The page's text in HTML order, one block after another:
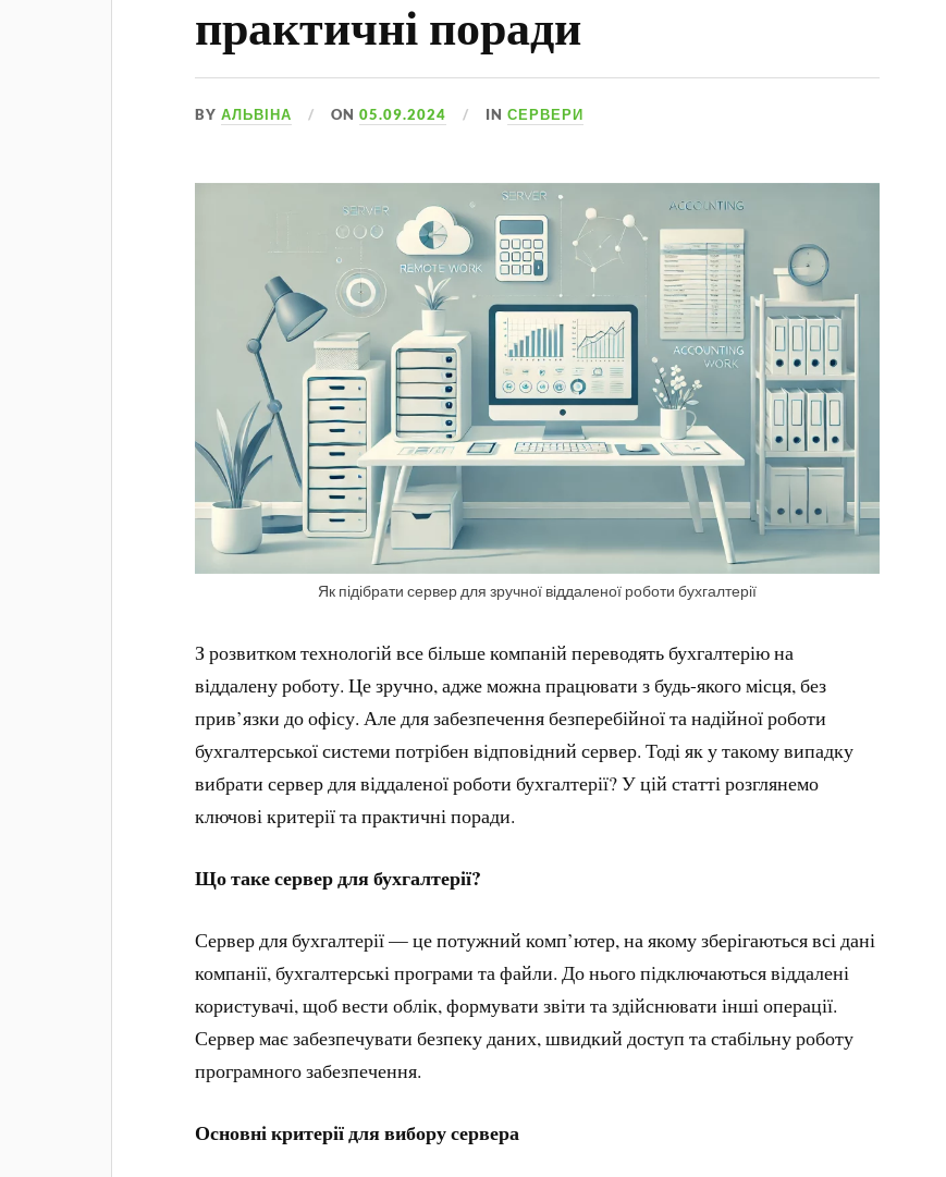
практичні поради
BYАЛЬВІНА ON05.09.2024 INСЕРВЕРИ
Як підібрати сервер для зручної віддаленої роботи бухгалтерії
З розвитком технологій все більше компаній переводять бухгалтерію на
віддалену роботу. Це зручно, адже можна працювати з будь-якого місця, без
прив’язки до офісу. Але для забезпечення безперебійної та надійної роботи
бухгалтерської системи потрібен відповідний сервер. Тоді як у такому випадку
вибрати сервер для віддаленої роботи бухгалтерії? У цій статті розглянемо
ключові критерії та практичні поради.
Що таке сервер для бухгалтерії?
Сервер для бухгалтерії — це потужний комп’ютер, на якому зберігаються всі дані
компанії, бухгалтерські програми та файли. До нього підключаються віддалені
користувачі, щоб вести облік, формувати звіти та здійснювати інші операції.
Сервер має забезпечувати безпеку даних, швидкий доступ та стабільну роботу
програмного забезпечення.
Основні критерії для вибору сервера